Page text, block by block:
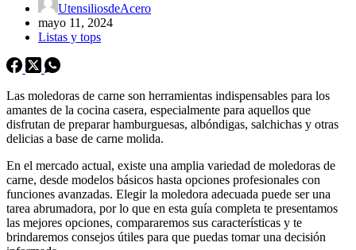
UtensiliosdeAcero
mayo 11, 2024
Listas y tops
Las moledoras de carne son herramientas indispensables para los
amantes de la cocina casera, especialmente para aquellos que
disfrutan de preparar hamburguesas, albóndigas, salchichas y otras
delicias a base de carne molida.
En el mercado actual, existe una amplia variedad de moledoras de
carne, desde modelos básicos hasta opciones profesionales con
funciones avanzadas. Elegir la moledora adecuada puede ser una
tarea abrumadora, por lo que en esta guía completa te presentamos
las mejores opciones, compararemos sus características y te
brindaremos consejos útiles para que puedas tomar una decisión